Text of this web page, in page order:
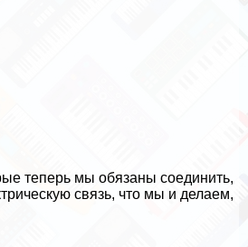
теперь мы обязаны соединить,
связь, что мы и делаем,